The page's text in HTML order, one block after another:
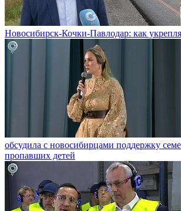
Новосибирск-Кочки-Павлодар: как
обсудила с новосибирцами поддержку
пропавших детей